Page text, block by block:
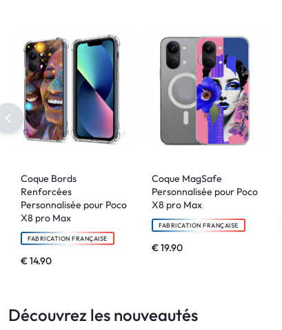
NOUS
ET
POUR
BUDGETS
C'EST
NOUS
LIVRAISON
Coque Bords
Renforcées
Personnalisée pour Poco
X8 pro Max
FABRICATION FRANÇAISE
€14.90
Coque MagSafe
Personnalisée pour Poco
X8 pro Max
FABRICATION FRANÇAISE
€19.90
Découvrez les nouveautés